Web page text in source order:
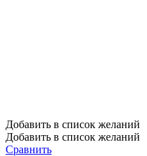
Добавить в список желаний
Добавить в список желаний
Сравнить